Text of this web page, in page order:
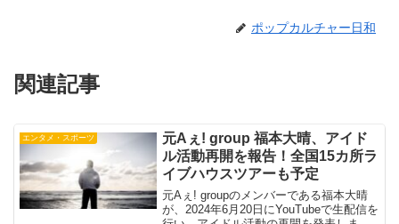
ポップカルチャー日和
関連記事
エンタメ・スポーツ
元Aぇ! group 福本大晴、アイド
ル活動再開を報告！全国15カ所ラ
イブハウスツアーも予定
元Aぇ! groupのメンバーである福本大晴
が、2024年6月20日にYouTubeで生配信を